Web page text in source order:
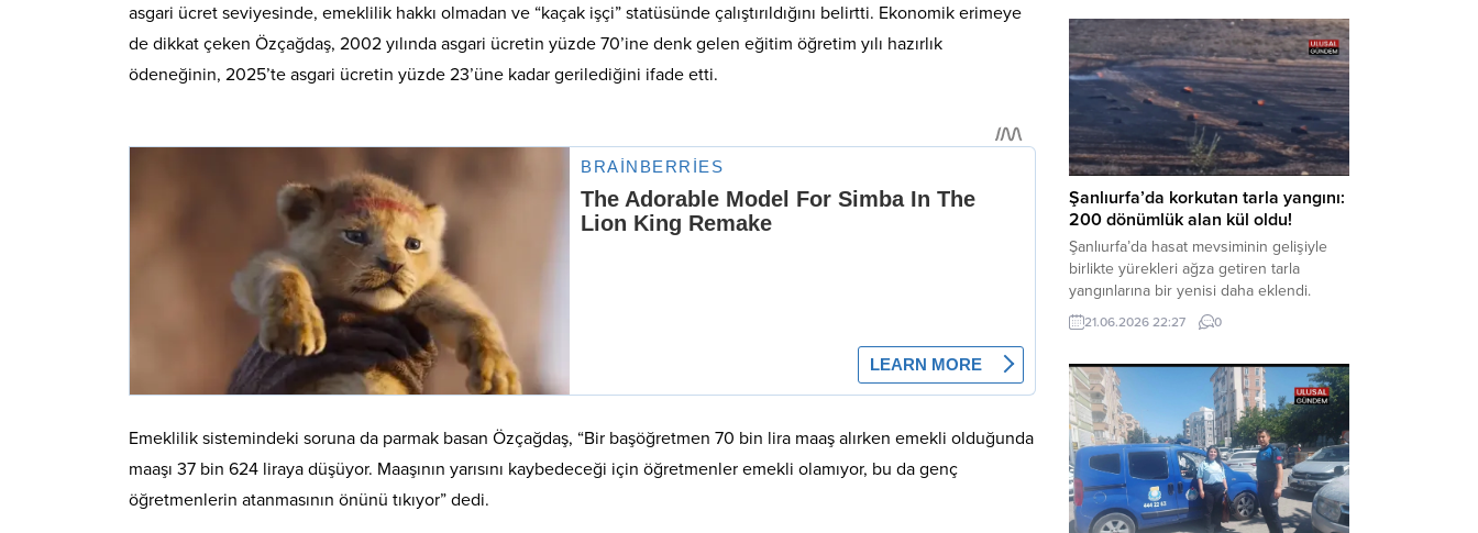
asgari ücret seviyesinde, emeklilik hakkı olmadan ve “kaçak işçi” statüsünde çalıştırıldığını belirtti. Ekonomik erimeye
de dikkat çeken Özçağdaş, 2002 yılında asgari ücretin yüzde 70’ine denk gelen eğitim öğretim yılı hazırlık
ödeneğinin, 2025’te asgari ücretin yüzde 23’üne kadar gerilediğini ifade etti.
Emeklilik sistemindeki soruna da parmak basan Özçağdaş, “Bir başöğretmen 70 bin lira maaş alırken emekli olduğunda
maaşı 37 bin 624 liraya düşüyor. Maaşının yarısını kaybedeceği için öğretmenler emekli olamıyor, bu da genç
öğretmenlerin atanmasının önünü tıkıyor” dedi.
şüphelilerin gözaltına alındığını açıkladı.
Yürütülen tahkikatın “Dernekler
Kanunu’na muhalefet”, “suçtan
kaynaklanan mal varlığı değerlerini
aklama” ve “örgüt” suçlamaları
kapsamında derinleştirildiği bildirildi.
Haber Merkezi – Soruşturmanın
odağında, özellikle 6 Şubat...
Şanlıurfa’da korkutan tarla yangını:
200 dönümlük alan kül oldu!
Şanlıurfa’da hasat mevsiminin gelişiyle
birlikte yürekleri ağza getiren tarla
yangınlarına bir yenisi daha eklendi.
Hilvan ilçesinde çıkan yangında, 50
dönümü biçilmemiş buğday olmak üzere
teslim olarak küle döndü. Haber Merkezi
– Yangın, Şanlıurfa’nın Hilvan ilçesine
bağlı Agilmuz köyünde meydana geldi.
Edinilen bilgilere göre, henüz
belirlenemeyen...
21.06.2026 22:27 0